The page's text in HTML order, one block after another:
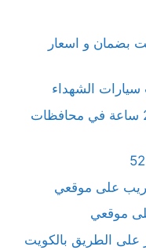
بضمان و اسعار
الشهداء
برمجة رسيفر و توصيل ريموت 24 ساعة في محافظات
على موقعي
موقعي
على الطريق بالكويت